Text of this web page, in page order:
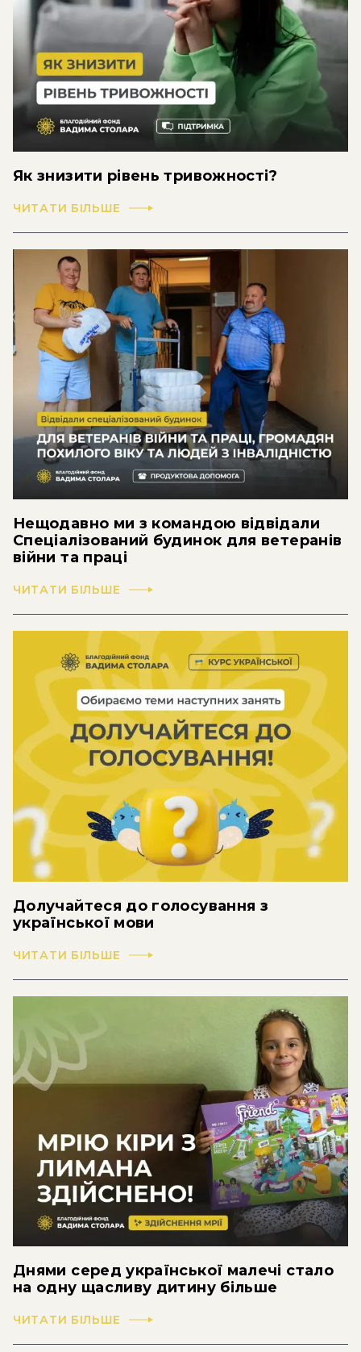
Як знизити рівень тривожності?
ЧИТАТИ БІЛЬШЕ
Нещодавно ми з командою відвідали
Спеціалізований будинок для ветеранів
війни та праці
ЧИТАТИ БІЛЬШЕ
Долучайтеся до голосування з
української мови
ЧИТАТИ БІЛЬШЕ
Днями серед української малечі стало
на одну щасливу дитину більше
ЧИТАТИ БІЛЬШЕ